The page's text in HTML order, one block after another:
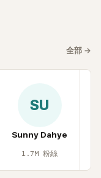
全部 →
SU
Sunny Dahye
1.7M 粉絲